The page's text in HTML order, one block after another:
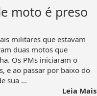
moto é preso
militares que estavam
duas motos que
Os PMs iniciaram o
e ao passar por baixo do
sua ...
Leia Mais